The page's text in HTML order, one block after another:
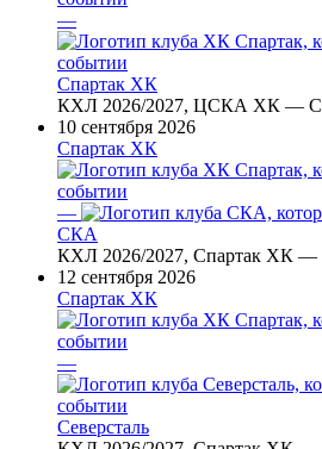
—
Спартак ХК
КХЛ 2026/2027, ЦСКА ХК —
10 сентября 2026
Спартак ХК
—
СКА
КХЛ 2026/2027, Спартак ХК
12 сентября 2026
Спартак ХК
—
Северсталь